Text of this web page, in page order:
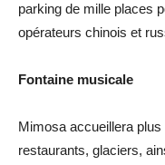
parking de mille places
opérateurs chinois et
Fontaine musicale
Mimosa accueillera
restaurants, glaciers,